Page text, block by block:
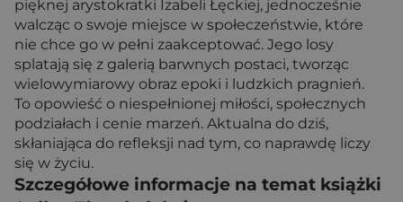
pięknej arystokratki Izabeli Łęckiej, jednocześnie
walcząc o swoje miejsce w społeczeństwie, które
nie chce go w pełni zaakceptować. Jego losy
splatają się z galerią barwnych postaci, tworząc
wielowymiarowy obraz epoki i ludzkich pragnień.
To opowieść o niespełnionej miłości, społecznych
podziałach i cenie marzeń. Aktualna do dziś,
skłaniająca do refleksji nad tym, co naprawdę liczy
się w życiu.
Szczegółowe informacje na temat książki